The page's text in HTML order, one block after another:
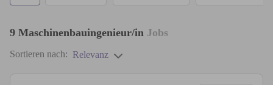
9 Maschinenbauingenieur/in Jobs
Sortieren nach: Relevanz